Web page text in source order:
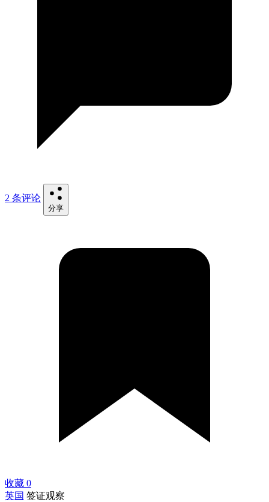
2 条评论
分享
收藏 0
英国 签证观察